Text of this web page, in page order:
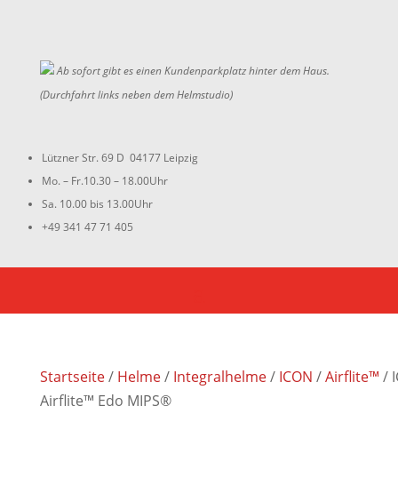
Ab sofort gibt es einen Kundenparkplatz hinter dem Haus.
(Durchfahrt links neben dem Helmstudio)
Lützner Str. 69 D 04177 Leipzig
Mo. – Fr.10.30 – 18.00Uhr
Sa. 10.00 bis 13.00Uhr
+49 341 47 71 405
Startseite/ Helme/ Integralhelme/ ICON /Airflite™ /
Airflite™ Edo MIPS®